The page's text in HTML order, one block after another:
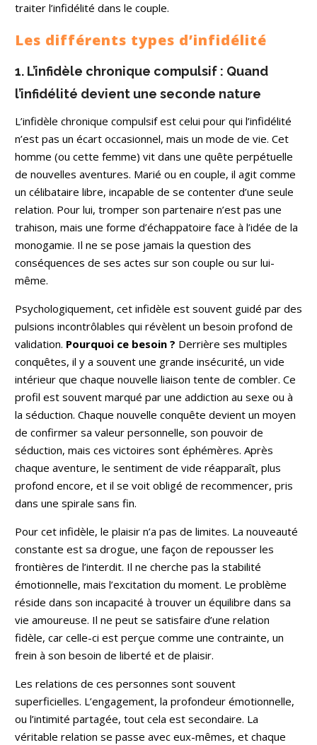
traiter l’infidélité dans le couple.
Les différents types d’infidélité
1. L’infidèle chronique compulsif : Quand
l’infidélité devient une seconde nature
L’infidèle chronique compulsif est celui pour qui l’infidélité
n’est pas un écart occasionnel, mais un mode de vie. Cet
homme (ou cette femme) vit dans une quête perpétuelle
de nouvelles aventures. Marié ou en couple, il agit comme
un célibataire libre, incapable de se contenter d’une seule
relation. Pour lui, tromper son partenaire n’est pas une
trahison, mais une forme d’échappatoire face à l’idée de la
monogamie. Il ne se pose jamais la question des
conséquences de ses actes sur son couple ou sur lui-
même.
Psychologiquement, cet infidèle est souvent guidé par des
pulsions incontrôlables qui révèlent un besoin profond de
validation. Pourquoi ce besoin ? Derrière ses multiples
conquêtes, il y a souvent une grande insécurité, un vide
intérieur que chaque nouvelle liaison tente de combler. Ce
profil est souvent marqué par une addiction au sexe ou à
la séduction. Chaque nouvelle conquête devient un moyen
de confirmer sa valeur personnelle, son pouvoir de
séduction, mais ces victoires sont éphémères. Après
chaque aventure, le sentiment de vide réapparaît, plus
profond encore, et il se voit obligé de recommencer, pris
dans une spirale sans fin.
Pour cet infidèle, le plaisir n’a pas de limites. La nouveauté
constante est sa drogue, une façon de repousser les
frontières de l’interdit. Il ne cherche pas la stabilité
émotionnelle, mais l’excitation du moment. Le problème
réside dans son incapacité à trouver un équilibre dans sa
vie amoureuse. Il ne peut se satisfaire d’une relation
fidèle, car celle-ci est perçue comme une contrainte, un
frein à son besoin de liberté et de plaisir.
Les relations de ces personnes sont souvent
superficielles. L’engagement, la profondeur émotionnelle,
ou l’intimité partagée, tout cela est secondaire. La
véritable relation se passe avec eux-mêmes, et chaque